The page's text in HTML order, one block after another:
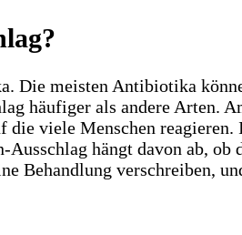
Die meisten Antibiotika
häufiger als andere
die viele Menschen
hängt davon ab,
Behandlung verschreiben,